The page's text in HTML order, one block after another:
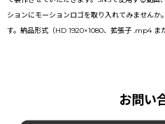
ションにモーションロゴを取り入れてみません
す。納品形式（HD 1920×1080、拡張子 .mp4 ま
お問い